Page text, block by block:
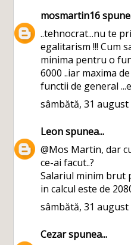
mosmartin16
..tehnocrat...nu te
egalitarism !!! Cum
minima pentru o
6000 ..iar maxima
functii de general
sâmbătă, 31 august
Leonspunea...
@Mos Martin, dar
ce-ai facut..?
Salariul minim brut
in calcul este de
sâmbătă, 31 august
Cezarspunea...